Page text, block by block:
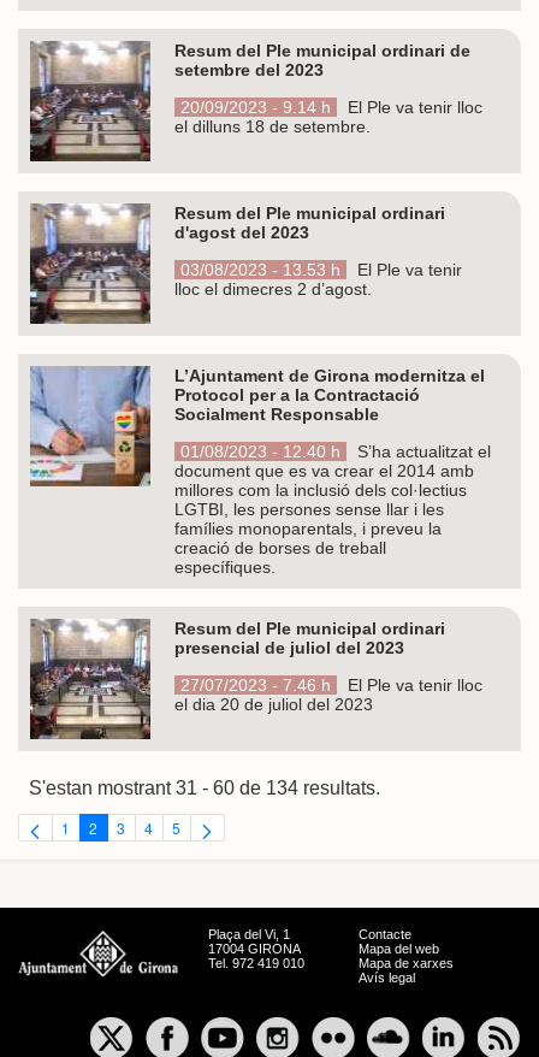
Resum del Ple municipal ordinari de
setembre del 2023
20/09/2023 - 9.14 h
El Ple va tenir lloc
el dilluns 18 de setembre.
Resum del Ple municipal ordinari
d'agost del 2023
03/08/2023 - 13.53 h
El Ple va tenir
lloc el dimecres 2 d’agost.
L’Ajuntament de Girona modernitza el
Protocol per a la Contractació
Socialment Responsable
01/08/2023 - 12.40 h
S’ha actualitzat el
document que es va crear el 2014 amb
millores com la inclusió dels col·lectius
LGTBI, les persones sense llar i les
famílies monoparentals, i preveu la
creació de borses de treball
específiques.
Resum del Ple municipal ordinari
presencial de juliol del 2023
27/07/2023 - 7.46 h
El Ple va tenir lloc
el dia 20 de juliol del 2023
S'estan mostrant 31 - 60 de 134 resultats.
Pàgina
1 Pàgina
2 Pàgina
3 Pàgina
4 Pàgina
5
Plaça del Vi, 1
17004 GIRONA
Tel. 972 419 010
Contacte
Mapa del web
Mapa de xarxes
Avís legal